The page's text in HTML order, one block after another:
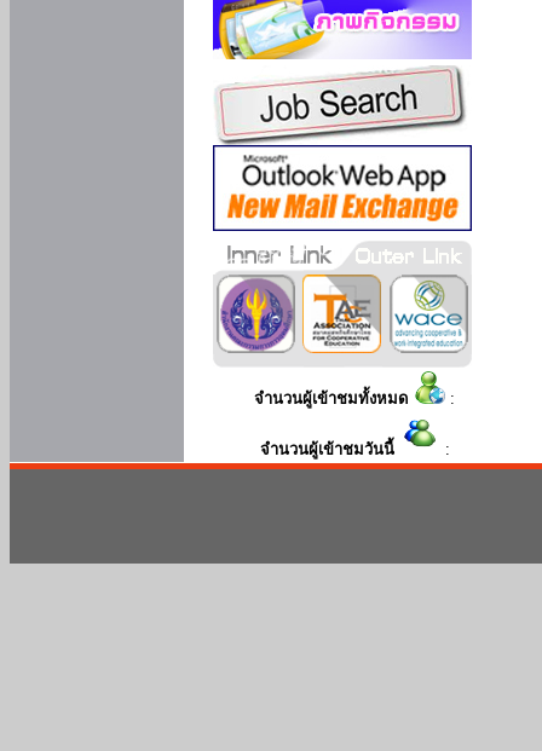
จำนวนผู้เข้าชมทั้งหมด :
จำนวนผู้เข้าชมวันนี้ :